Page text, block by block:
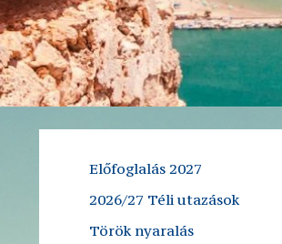
Előfoglalás 2027
2026/27 Téli utazások
Török nyaralás